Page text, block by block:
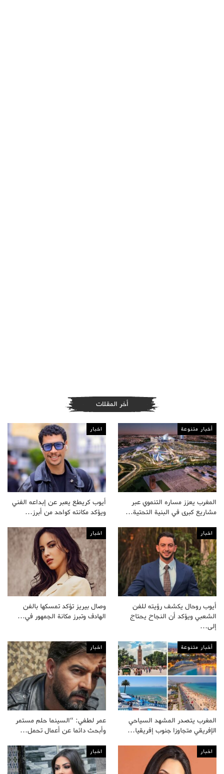
أخر المقلات
أخبار متنوعة
المغرب يعزز مساره التنموي عبر
مشاريع كبرى في البنية التحتية…
اخبار
أيوب كريطع يعبر عن إبداعه الفني
ويؤكد مكانته كواحد من أبرز…
اخبار
أيوب روحال يكشف رؤيته للفن
الشعبي ويؤكد أن النجاح يحتاج
إلى…
اخبار
وصال بيريز تؤكد تمسكها بالفن
الهادف وتبرز مكانة الجمهور في…
أخبار متنوعة
المغرب يتصدر المشهد السياحي
الإفريقي متجاوزا جنوب إفريقيا…
اخبار
عمر لطفي: “السينما حلم مستمر
وأبحث دائما عن أعمال تحمل…
اخبار اخبار